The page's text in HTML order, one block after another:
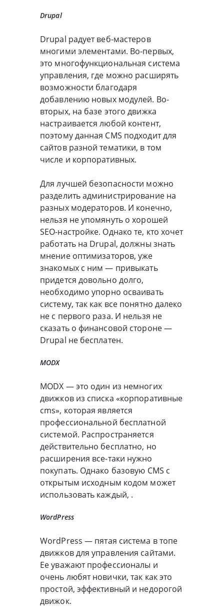
Drupal
Drupal радует веб-мастеров
многими элементами. Во-первых,
это многофункциональная система
управления, где можно расширять
возможности благодаря
добавлению новых модулей. Во-
вторых, на базе этого движка
настраивается любой контент,
поэтому данная CMS подходит для
сайтов разной тематики, в том
числе и корпоративных.
Для лучшей безопасности можно
разделить администрирование на
разных модераторов. И конечно,
нельзя не упомянуть о хорошей
SEO-настройке. Однако те, кто хочет
работать на Drupal, должны знать
мнение оптимизаторов, уже
знакомых с ним — привыкать
придется довольно долго,
необходимо упорно осваивать
систему, так как все понятно далеко
не с первого раза. И нельзя не
сказать о финансовой стороне —
Drupal не бесплатен.
MODX
MODX — это один из немногих
движков из списка «корпоративные
cms», которая является
профессиональной бесплатной
системой. Распространяется
действительно бесплатно, но
расширения все-таки нужно
покупать. Однако базовую CMS с
открытым исходным кодом может
использовать каждый, .
WordPress
WordPress — пятая система в топе
движков для управления сайтами.
Ее уважают профессионалы и
очень любят новички, так как это
простой, эффективный и недорогой
движок.